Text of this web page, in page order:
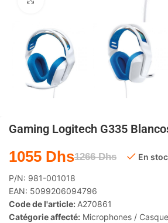
Gaming Logitech G335
1266Dhs
1055 Dhs En
P/N: 981-001018
EAN: 5099206094796
Code de l'article: A270861
Catégorie affecté: Microphones /